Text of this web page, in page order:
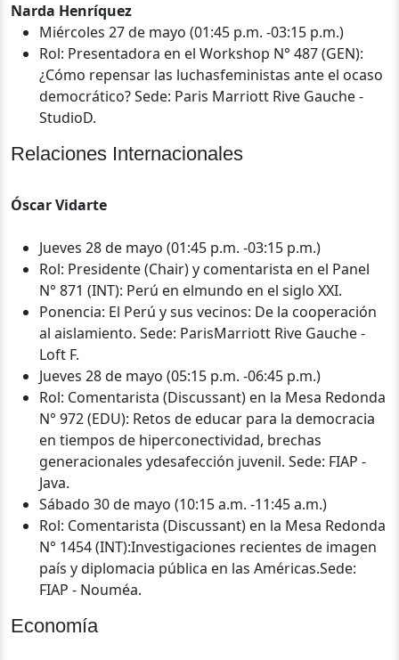
Narda Henríquez
Miércoles 27 de mayo (01:45 p.m. -03:15 p.m.)
Rol: Presentadora en el Workshop N° 487 (GEN):
¿Cómo repensar las luchasfeministas ante el ocaso
democrático? Sede: Paris Marriott Rive Gauche -
StudioD.
Relaciones Internacionales
Óscar Vidarte
Jueves 28 de mayo (01:45 p.m. -03:15 p.m.)
Rol: Presidente (Chair) y comentarista en el Panel
N° 871 (INT): Perú en elmundo en el siglo XXI.
Ponencia: El Perú y sus vecinos: De la cooperación
al aislamiento. Sede: ParisMarriott Rive Gauche -
Loft F.
Jueves 28 de mayo (05:15 p.m. -06:45 p.m.)
Rol: Comentarista (Discussant) en la Mesa Redonda
N° 972 (EDU): Retos de educar para la democracia
en tiempos de hiperconectividad, brechas
generacionales ydesafección juvenil. Sede: FIAP -
Java.
Sábado 30 de mayo (10:15 a.m. -11:45 a.m.)
Rol: Comentarista (Discussant) en la Mesa Redonda
N° 1454 (INT):Investigaciones recientes de imagen
país y diplomacia pública en las Américas.Sede:
FIAP - Nouméa.
Economía